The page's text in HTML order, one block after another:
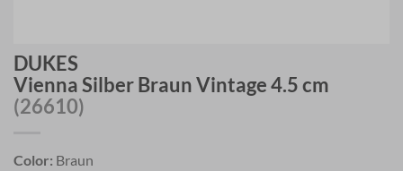
DUKES
Vienna Silber Braun Vintage 4.5 cm
(26610)
Color: Braun